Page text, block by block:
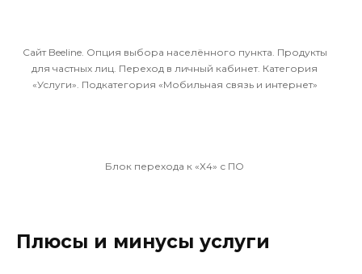
Сайт Beeline. Опция выбора населённого пункта. Продукты
для частных лиц. Переход в личный кабинет. Категория
«Услуги». Подкатегория «Мобильная связь и интернет»
Блок перехода к «Х4» с ПО
Плюсы и минусы услуги